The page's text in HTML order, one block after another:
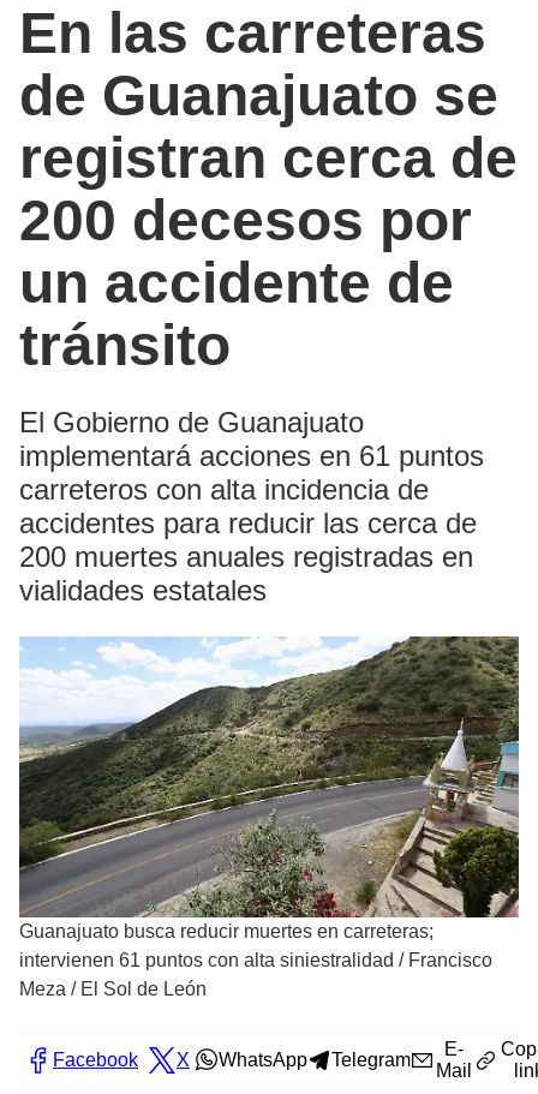
En las carreteras
de Guanajuato se
registran cerca de
200 decesos por
un accidente de
tránsito
El Gobierno de Guanajuato
implementará acciones en 61 puntos
carreteros con alta incidencia de
accidentes para reducir las cerca de
200 muertes anuales registradas en
vialidades estatales
Guanajuato busca reducir muertes en carreteras;
intervienen 61 puntos con alta siniestralidad / Francisco
Meza / El Sol de León
Facebook X WhatsApp Telegram
E-
Mail